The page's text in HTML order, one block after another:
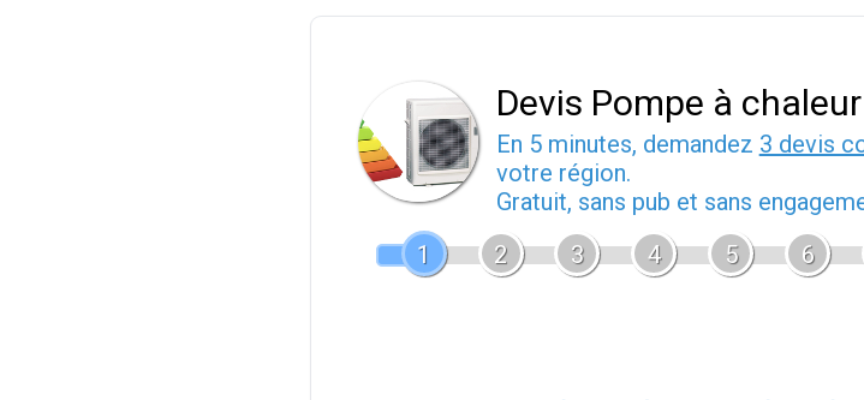
Devis Pompe à chaleur
En 5 minutes, demandez 3 devis
votre région.
Gratuit, sans pub et sans
1
2 3 4 5 6